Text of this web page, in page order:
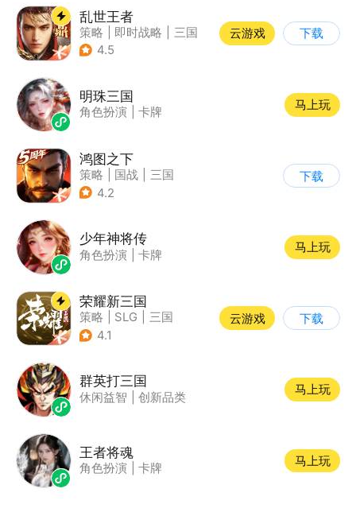
乱世王者
策略 即时战略
三国
| 中国风
4.5
云游戏 下载
明珠三国
角色扮演 卡牌
马上玩
鸿图之下
策略 国战
三国
| 中国风
4.2
下载
少年神将传
角色扮演 卡牌
马上玩
荣耀新三国
策略 SLG
三国
| 中国风
4.1
云游戏 下载
群英打三国
休闲益智 创新品类
马上玩
王者将魂
角色扮演 卡牌
马上玩